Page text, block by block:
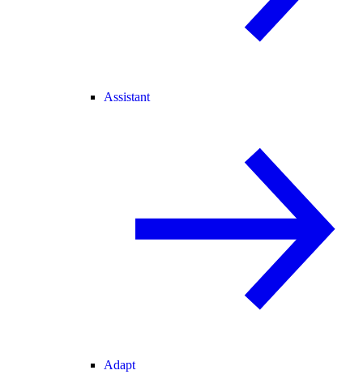
Assistant
Adapt